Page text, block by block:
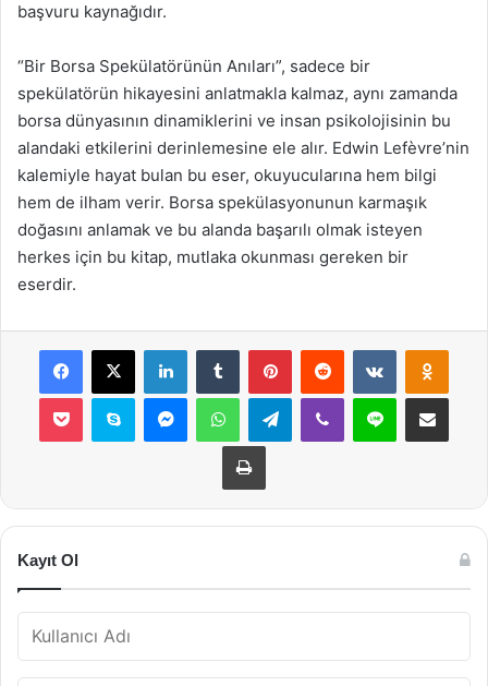
başvuru kaynağıdır.
“Bir Borsa Spekülatörünün Anıları”, sadece bir
spekülatörün hikayesini anlatmakla kalmaz, aynı zamanda
borsa dünyasının dinamiklerini ve insan psikolojisinin bu
alandaki etkilerini derinlemesine ele alır. Edwin Lefèvre’nin
kalemiyle hayat bulan bu eser, okuyucularına hem bilgi
hem de ilham verir. Borsa spekülasyonunun karmaşık
doğasını anlamak ve bu alanda başarılı olmak isteyen
herkes için bu kitap, mutlaka okunması gereken bir
eserdir.
Facebook
X LinkedInTumblr PinterestReddit VKontakte
Pocket Skype MessengerWhatsAppTelegramViber Line E-Posta ile
Yazdır
Kayıt Ol